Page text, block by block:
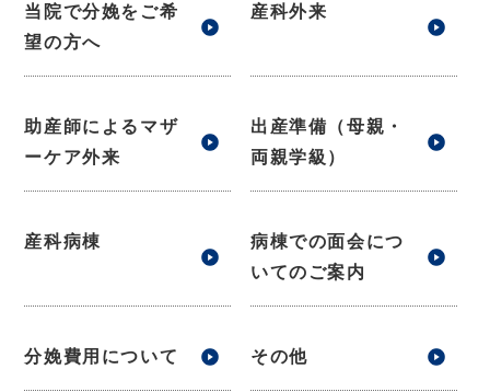
当院で分娩をご希
望の方へ
産科外来
助産師によるマザ
ーケア外来
出産準備（母親・
両親学級）
産科病棟
病棟での面会につ
いてのご案内
分娩費用について その他